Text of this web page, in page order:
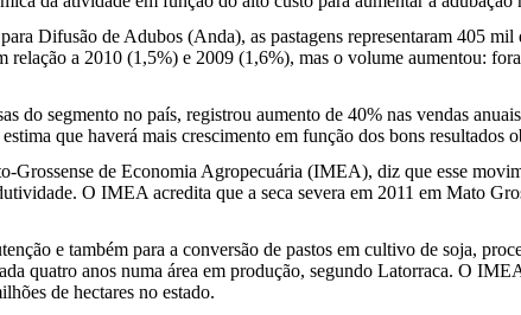
Difusão de Adubos (Anda), as pastagens representaram 405
relação a 2010 (1,5%) e 2009 (1,6%), mas o volume aumentou:
do segmento no país, registrou aumento de 40% nas vendas
que haverá mais crescimento em função dos bons resultados
Grossense de Economia Agropecuária (IMEA), diz que esse
O IMEA acredita que a seca severa em 2011 em Mato
e também para a conversão de pastos em cultivo de soja,
quatro anos numa área em produção, segundo Latorraca. O
de hectares no estado.